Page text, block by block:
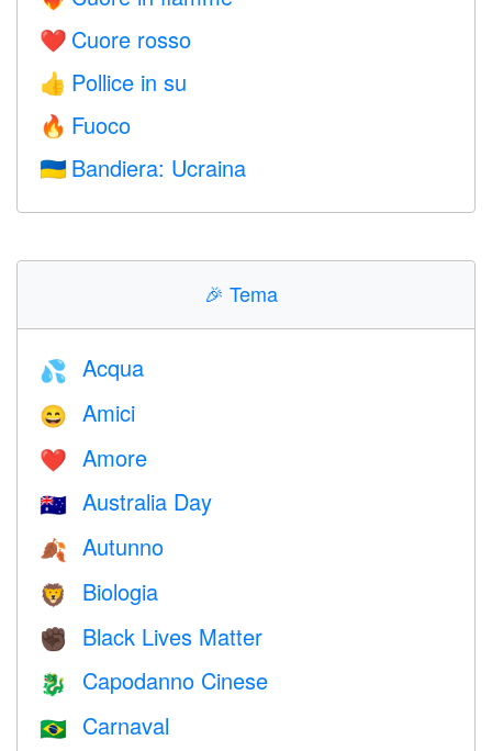
❤️ Cuore rosso
👍 Pollice in su
🔥 Fuoco
🇺🇦 Bandiera: Ucraina
🎉 Tema
💦 Acqua
😄 Amici
❤️️ Amore
🇦🇺 Australia Day
🍂 Autunno
🦁 Biologia
✊🏿 Black Lives Matter
🐉 Capodanno Cinese
🇧🇷 Carnaval